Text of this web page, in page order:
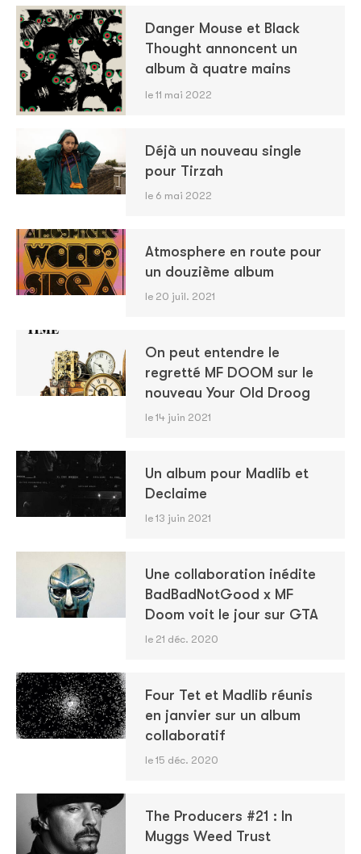
Danger Mouse et Black
Thought annoncent un
album à quatre mains
le 11 mai 2022
Déjà un nouveau single
pour Tirzah
le 6 mai 2022
Atmosphere en route pour
un douzième album
le 20 juil. 2021
On peut entendre le
regretté MF DOOM sur le
nouveau Your Old Droog
le 14 juin 2021
Un album pour Madlib et
Declaime
le 13 juin 2021
Une collaboration inédite
BadBadNotGood x MF
Doom voit le jour sur GTA
le 21 déc. 2020
Four Tet et Madlib réunis
en janvier sur un album
collaboratif
le 15 déc. 2020
The Producers #21 : In
Muggs Weed Trust